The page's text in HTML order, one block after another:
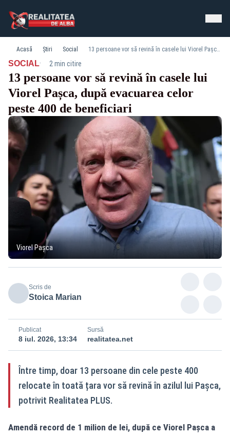
Acasă Știri Social 13 persoane vor să revină în casele lui Viorel Pașca, după evacuarea celor peste 400 de beneficiari
SOCIAL· 2 min citire
13 persoane vor să revină în casele lui
Viorel Pașca, după evacuarea celor
peste 400 de beneficiari
Viorel Pașca
Scris de
Stoica Marian
Publicat
8 iul. 2026, 13:34
Sursă
realitatea.net
Între timp, doar 13 persoane din cele peste 400
relocate în toată țara vor să revină în azilul lui Pașca,
potrivit Realitatea PLUS.
Amendă record de 1 milion de lei, după ce Viorel Pașca a